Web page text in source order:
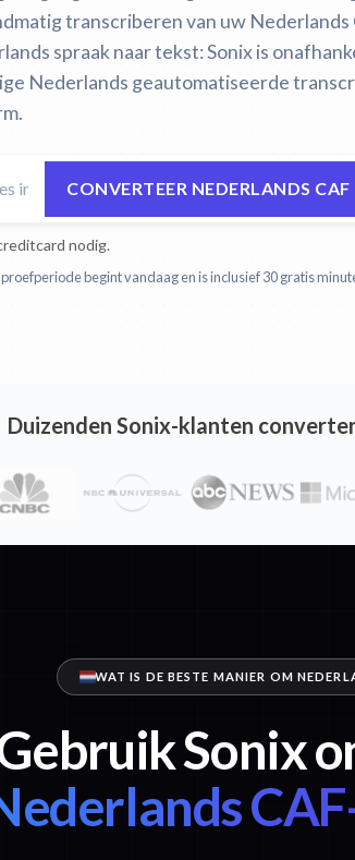
transcriberen van uw
spraak naar tekst:Sonix is
Nederlands geautomatiseerde
CONVERTEER NEDERLANDS
nodig.
begint vandaag en is inclusief 30 gratis
Duizenden Sonix-klanten
WAT IS DE BESTE MANIER OM
Sonix